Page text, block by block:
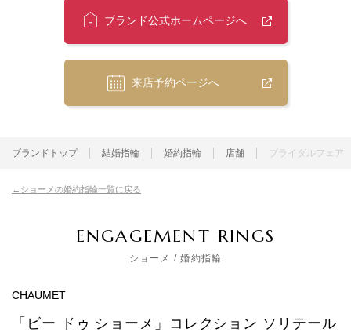
ブランド公式ホームページへ
来店予約ページへ
ブランドトップ 結婚指輪 婚約指輪 店舗 ブライダルフェア
ショーメの婚約指輪一覧に戻る
ENGAGEMENT RINGS
ショーメ / 婚約指輪
CHAUMET
「ビー ドゥ ショーメ」コレクション ソリテール